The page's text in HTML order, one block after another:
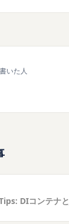
いた人
DIコンテナ